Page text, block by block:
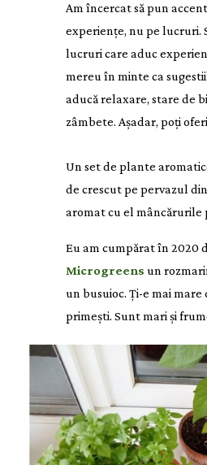
Am încercat să pun
experiențe, nu pe lucruri.
lucruri care aduc
mereu în minte ca
aducă relaxare, stare de
zâmbete. Așadar, poți
Un set de plante
de crescut pe pervazul
aromat cu el mâncărurile
Eu am cumpărat în 2020
Microgreens un
un busuioc. Ți-e mai
primești. Sunt mari și